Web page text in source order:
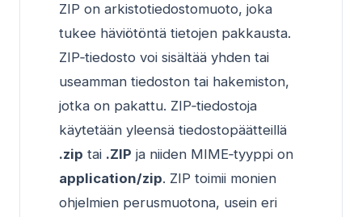
ZIP on arkistotiedostomuoto, joka
tukee häviötöntä tietojen pakkausta.
ZIP‑tiedosto voi sisältää yhden tai
useamman tiedoston tai hakemiston,
jotka on pakattu. ZIP‑tiedostoja
käytetään yleensä tiedostopäätteillä
.zip tai .ZIP ja niiden MIME‑tyyppi on
application/zip. ZIP toimii monien
ohjelmien perusmuotona, usein eri